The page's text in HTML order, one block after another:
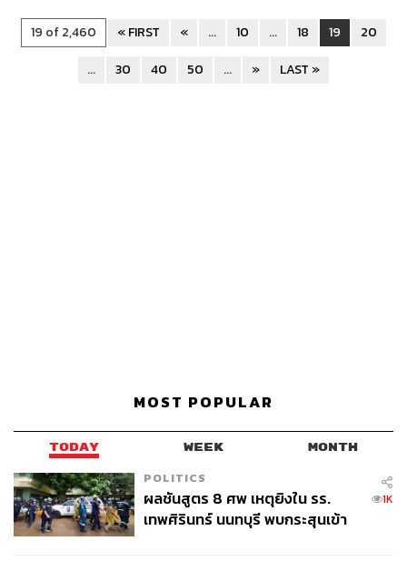
19 of 2,460 « FIRST « ... 10 ... 18 19
20
...
30 40 50 ... » LAST »
MOST POPULAR
TODAY WEEK MONTH
POLITICS
ผลชันสูตร 8 ศพ เหตุยิงใน รร.
เทพศิรินทร์ นนทบุรี พบกระสุนเข้า
1K